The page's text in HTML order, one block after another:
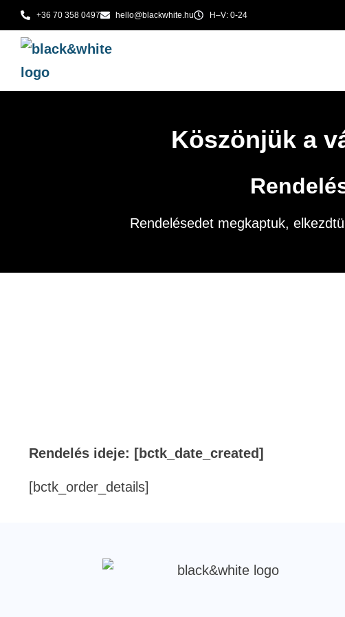
+36 70 358 0497 hello@blackwhite.hu H–V: 0-24
Köszönjük a
Rendelésedet megkaptuk,
Rendelés ideje: [bctk_date_created]
[bctk_order_details]